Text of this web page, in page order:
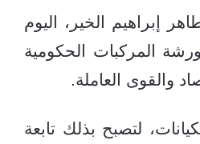
إبراهيم الخير، اليوم
وورشة المركبات الحكومية
والقوى العاملة.
لتصبح بذلك تابعة